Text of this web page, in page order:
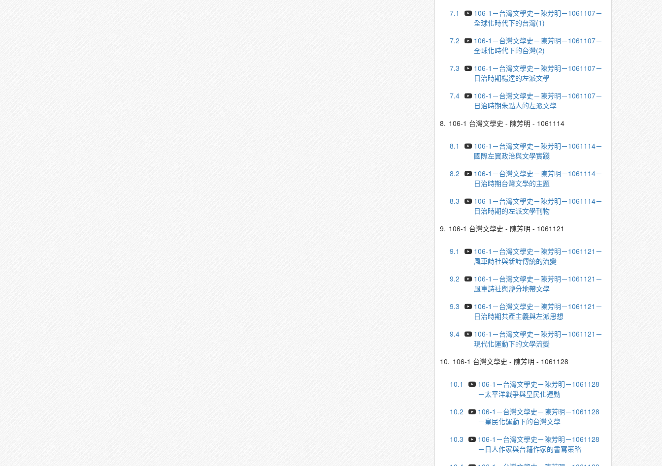
7.1
106-1－台灣文學史－陳芳明－1061107－
全球化時代下的台灣(1)
7.2
106-1－台灣文學史－陳芳明－1061107－
全球化時代下的台灣(2)
7.3
106-1－台灣文學史－陳芳明－1061107－
日治時期楊逵的左派文學
7.4
106-1－台灣文學史－陳芳明－1061107－
日治時期朱點人的左派文學
8. 106-1 台灣文學史 - 陳芳明 - 1061114
8.1
106-1－台灣文學史－陳芳明－1061114－
國際左翼政治與文學實踐
8.2
106-1－台灣文學史－陳芳明－1061114－
日治時期台灣文學的主題
8.3
106-1－台灣文學史－陳芳明－1061114－
日治時期的左派文學刊物
9. 106-1 台灣文學史 - 陳芳明 - 1061121
9.1
106-1－台灣文學史－陳芳明－1061121－
風車詩社與新詩傳統的流變
9.2
106-1－台灣文學史－陳芳明－1061121－
風車詩社與鹽分地帶文學
9.3
106-1－台灣文學史－陳芳明－1061121－
日治時期共產主義與左派思想
9.4
106-1－台灣文學史－陳芳明－1061121－
現代化運動下的文學流變
10. 106-1 台灣文學史 - 陳芳明 - 1061128
10.1
106-1－台灣文學史－陳芳明－1061128
－太平洋戰爭與皇民化運動
10.2
106-1－台灣文學史－陳芳明－1061128
－皇民化運動下的台灣文學
10.3
106-1－台灣文學史－陳芳明－1061128
－日人作家與台籍作家的書寫策略